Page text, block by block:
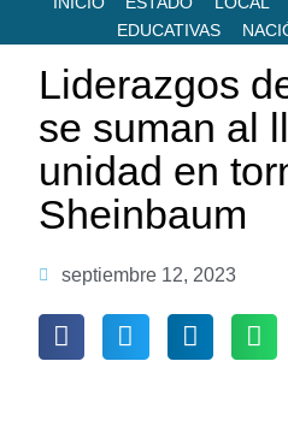
EDUCATIVAS
Liderazgos
se suman al
unidad en
Sheinbaum
septiembre 12, 2023